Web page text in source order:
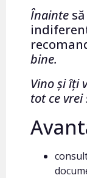
Înainte
bine.
Vino și îți
tot ce vrei